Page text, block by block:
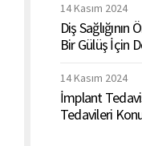
14 Kasım 2024
Diş Sağlığının
Bir Gülüş İçin
14 Kasım 2024
İmplant
Tedavileri